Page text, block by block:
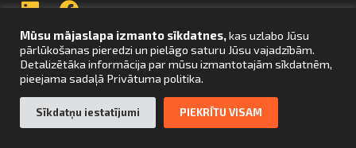
Lietuva Latvija
UZ SĀKUMU
© Arsenal Tehnikas noma 2021. Visas tiesības aizsargātas. Mājaslapas
izstrāde –bettrweb.com
Mūsu mājaslapa izmanto sīkdatnes,kas uzlabo Jūsu
pārlūkošanas pieredzi un pielāgo saturu Jūsu vajadzībām.
Detalizētāka informācija par mūsu izmantotajām sīkdatnēm,
pieejama sadaļā Privātuma politika.
Sīkdatņu iestatījumi PIEKRĪTU VISAM